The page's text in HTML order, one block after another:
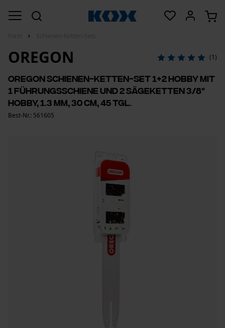
OREGON (1)
Oregon Schienen-Ketten-Set 1+2 Hobby mit
1 Führungsschiene und 2 Sägeketten 3/8"
Hobby, 1.3 mm, 30 cm, 45 Tgl.
Best-Nr.: 561605